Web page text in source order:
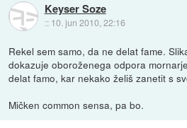
Keyser Soze
:: 10. jun 2010, 22:16
Rekel sem samo, da ne delat fame.
dokazuje oboroženega odpora
delat famo, kar nekako želiš zanetit s
Mičken common sensa, pa bo.